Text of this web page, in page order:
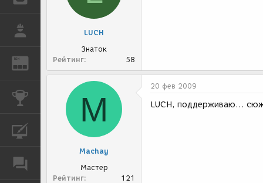
REN ЖУРНАЛ
КОНКУРСЫ
LUCH
Знаток
Рейтинг
58
M
Machay
Мастер
Рейтинг
121
20 фев 2009
LUCH, поддерживаю...